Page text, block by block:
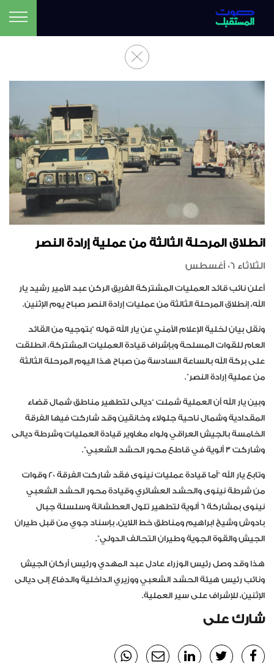
انطلاق المرحلة الثالثة من عملية إرادة النصر
الثلاثاء 06 أغسطس
أعلن نائب قائد العمليات المشتركة الفريق الركن عبد الأمير رشيد يار
الله، إنطلاق المرحلة الثالثة من عمليات إرادة النصر صباح يوم الإثنين.
ونقل بيان لخلية الإعلام الأمني عن يار الله قوله “بتوجيه من القائد
العام للقوات المسلحة وبإشراف قيادة العمليات المشتركة، انطلقت
على بركة الله بالساعة السادسة من صباح هذا اليوم المرحلة الثالثة
من عملية إرادة النصر”.
وبين يار الله أن العملية شملت “ديالى لتطهير مناطق شمال قضاء
المقدادية وشمال ناحية جلولاء وخانقين وقد شاركت فيها الفرقة
الخامسة بالجيش العراقي ولواء مغاوير قيادة العمليات وشرطة ديالى
وشاركت ٣ ألوية في قاطع محور الحشد الشعبي”.
وتابع يار الله “أما قيادة عمليات نينوى فقد شاركت الفرقة ٢٠ وقوات
من شرطة نينوى والحشد العشائري وقيادة محور الحشد الشعبي
نينوى بمشاركة ٦ ألوية لتطهير تلول العطشانة وسلسلة جبال
بادوش وشيخ ابراهيم ومناطق خط اللاين، بإسناد جوي من قبل طيران
الجيش والقوة الجوية وطيران التحالف الدولي”.
هذا وقد وصل رئيس الوزراء عادل عبد المهدي ورئيس أركان الجيش
ونائب رئيس هيئة الحشد الشعبي ووزيري الداخلية والدفاع إلى ديالى
الإثنين، للإشراف على سير العملية.
شارك على